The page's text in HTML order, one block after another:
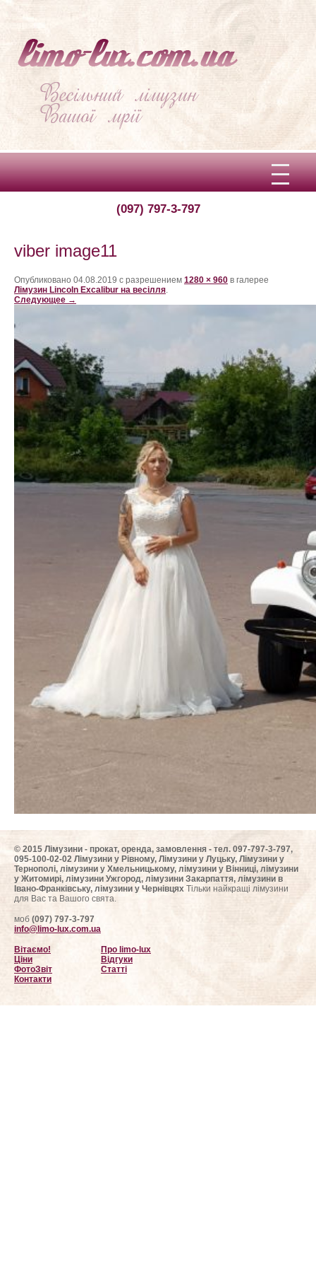
Про limo-lux
Відгуки
ФотоЗвіт
Статті
Контакти
(097) 797-3-797
viber image11
Опубликовано 04.08.2019 с разрешением 1280 × 960 в галерее
Лімузин Lincoln Excalibur на весілля.
Следующее →
© 2015 Лімузини - прокат, оренда, замовлення - тел. 097-797-3-797,
095-100-02-02 Лімузини у Рівному, Лімузини у Луцьку, Лімузини у
Тернополі, лімузини у Хмельницькому, лімузини у Вінниці, лімузини
у Житомирі, лімузини Ужгород, лімузини Закарпаття, лімузини в
Івано-Франківську, лімузини у Чернівцях Тільки найкращі лімузини
для Вас та Вашого свята.
моб (097) 797-3-797
info@limo-lux.com.ua
Вітаємо!
Про limo-lux
Ціни
Відгуки
ФотоЗвіт
Статті
Контакти